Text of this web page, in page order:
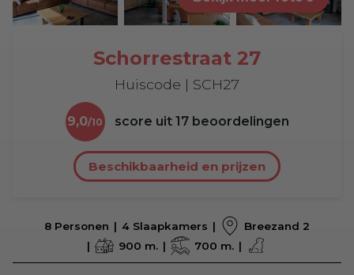
Schorrestraat 27
Huiscode | SCH27
9,0 score uit 17 beoordelingen
Beschikbaarheid en prijzen
8 Personen 4 Slaapkamers
Breezand 2
900 m.
700 m.